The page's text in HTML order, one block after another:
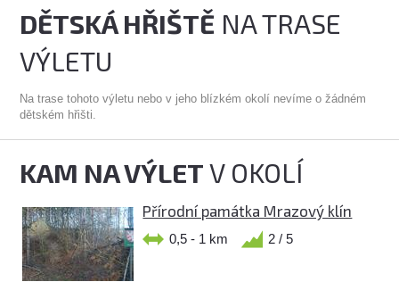
DĚTSKÁ HŘIŠTĚ NA TRASE
VÝLETU
Na trase tohoto výletu nebo v jeho blízkém okolí nevíme o žádném
dětském hřišti.
KAM NA VÝLETV OKOLÍ
Přírodní památka Mrazový klín
0,5 - 1 km 2 / 5